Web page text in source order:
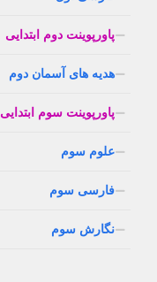
پاورپوینت دوم ابتدایی
هدیه های آسمان دوم
پاورپوینت سوم ابتدایی
علوم سوم
فارسی سوم
نگارش سوم